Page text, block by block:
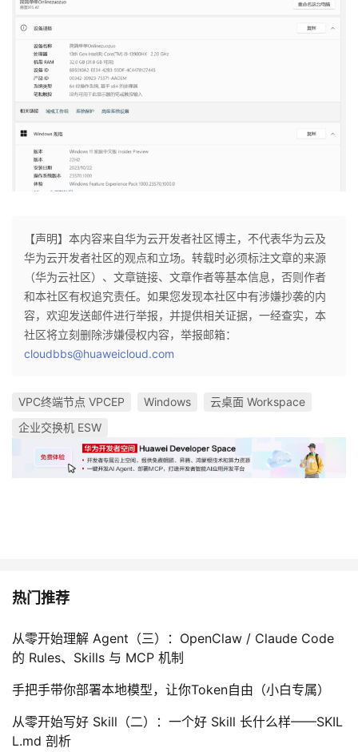
【声明】本内容来自华为云开发者社区博主，不代表华为云及
华为云开发者社区的观点和立场。转载时必须标注文章的来源
（华为云社区）、文章链接、文章作者等基本信息，否则作者
和本社区有权追究责任。如果您发现本社区中有涉嫌抄袭的内
容，欢迎发送邮件进行举报，并提供相关证据，一经查实，本
社区将立刻删除涉嫌侵权内容，举报邮箱：
cloudbbs@huaweicloud.com
VPC终端节点 VPCEP Windows
云桌面 Workspace
企业交换机 ESW
热门推荐
从零开始理解 Agent（三）：OpenClaw / Claude Code
的 Rules、Skills 与 MCP 机制
手把手带你部署本地模型，让你Token自由（小白专属）
从零开始写好 Skill（二）：一个好 Skill 长什么样——SKIL
L.md 剖析